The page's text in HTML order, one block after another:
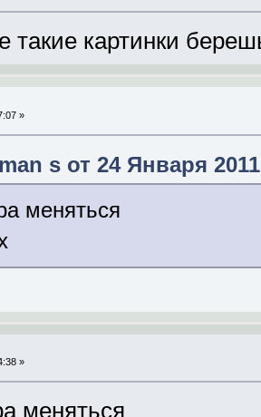
такие картинки
»
s от 24 Января
меняться
»
меняться